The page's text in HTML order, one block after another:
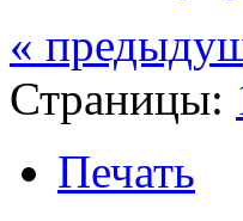
«
Страницы:
Печать